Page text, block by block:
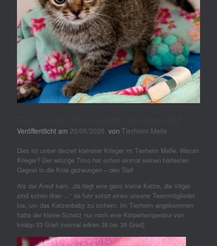
Veröffentlicht am 20/05/2025 von Tierheim Melle
Dies ist unser derzeit kleinster Krieger im Tierheim Melle. Warum
Krieger? Der winzige Timo hat schon einmal seinen härtesten
Gegner in die Knie gezwungen – den Tod!
Als der Anruf kam, „da liegt eine ganz kleine Katze, die Vögel
sind schon dran …“ da fuhr sofort eines unserer Teammitglieder
los, um das Katzenbaby zu sichern. Im Tierheim angekommen
hatte der kleine Schatz nur noch eine Körpertemperatur von
knapp 33 Grad (normal wären 38 bis 39 Grad).